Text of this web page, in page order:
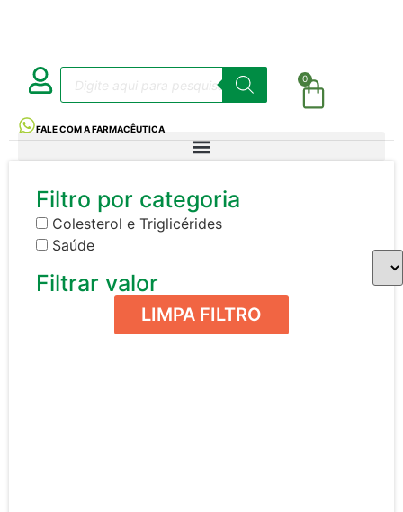
0
FALE COM A FARMACÊUTICA
Filtro por categoria
Colesterol e Triglicérides
Saúde
Filtrar valor
LIMPA FILTRO